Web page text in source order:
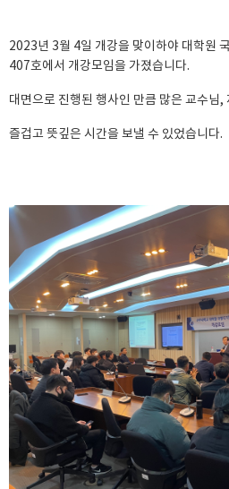
2023년 3월 4일 개강을 맞이하야 대학원
407호에서 개강모임을 가졌습니다.
대면으로 진행된 행사인 만큼 많은 교수님,
즐겁고 뜻깊은 시간을 보낼 수 있었습니다.